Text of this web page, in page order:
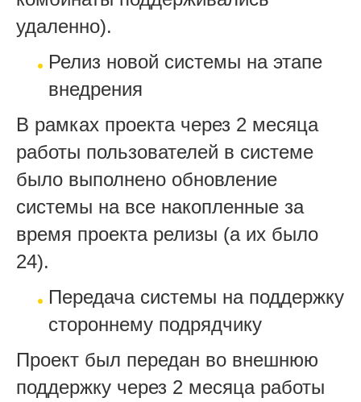
удаленно).
Релиз новой системы на этапе
внедрения
В рамках проекта через 2 месяца
работы пользователей в системе
было выполнено обновление
системы на все накопленные за
время проекта релизы (а их было
24).
Передача системы на поддержку
стороннему подрядчику
Проект был передан во внешнюю
поддержку через 2 месяца работы